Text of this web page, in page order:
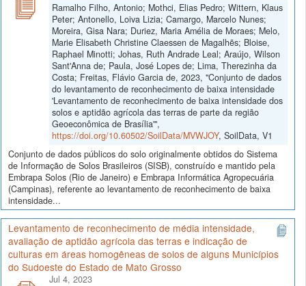
Ramalho Filho, Antonio; Mothci, Elias Pedro; Wittern, Klaus
Peter; Antonello, Loiva Lizia; Camargo, Marcelo Nunes;
Moreira, Gisa Nara; Duriez, Maria Amélia de Moraes; Melo,
Marie Elisabeth Christine Claessen de Magalhẽs; Bloise,
Raphael Minotti; Johas, Ruth Andrade Leal; Araújo, Wilson
Sant'Anna de; Paula, José Lopes de; Lima, Therezinha da
Costa; Freitas, Flávio Garcia de, 2023, "Conjunto de dados
do levantamento de reconhecimento de baixa intensidade
'Levantamento de reconhecimento de baixa intensidade dos
solos e aptidão agrícola das terras de parte da região
Geoeconômica de Brasília'",
https://doi.org/10.60502/SoilData/MVWJOY, SoilData, V1
Conjunto de dados públicos do solo originalmente obtidos do Sistema
de Informação de Solos Brasileiros (SISB), construído e mantido pela
Embrapa Solos (Rio de Janeiro) e Embrapa Informática Agropecuária
(Campinas), referente ao levantamento de reconhecimento de baixa
intensidade...
Levantamento de reconhecimento de média intensidade,
avaliação de aptidão agrícola das terras e indicação de
culturas em áreas homogêneas de solos de alguns Municípios
do Sudoeste do Estado de Mato Grosso
Jul 4, 2023